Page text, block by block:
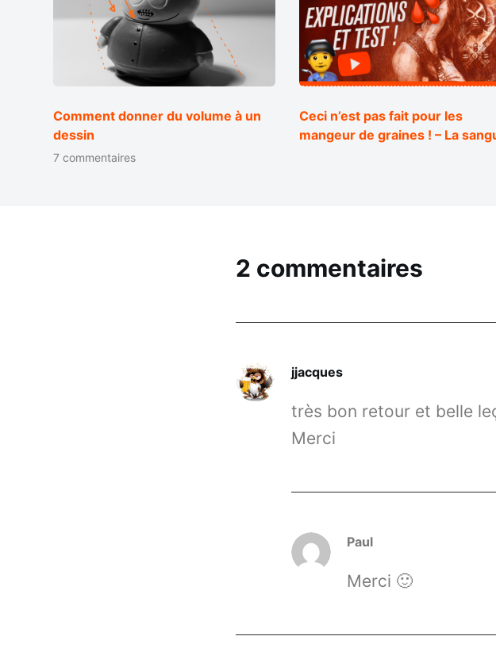
Comment donner du volume à un
dessin
7 commentaires
Ceci n’est pas fait pour les
mangeur de graines ! – La
2 commentaires
jjacques
très bon retour et belle
Merci
Paul
Merci 🙂